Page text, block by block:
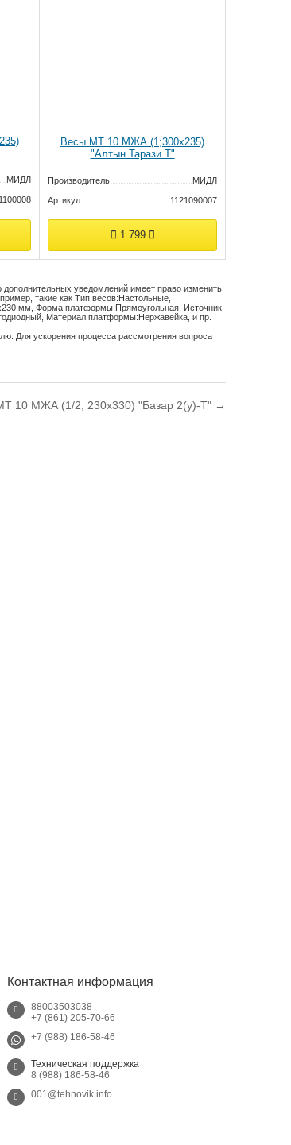
МИДЛ
Весы МТ 10 МЖА (1;300x235)
"Алтын Тарази Т"
Производитель: МИДЛ
Артикул: 1121090007
1 799
уведомлений имеет право изменить
такие как Тип весов:Настольные
мм Форма платформы:Прямоугольная Источник
Материал платформы:Нержавейка , и пр.
Для ускорения процесса рассмотрения вопроса
10 МЖА (1/2; 230х330) "Базар 2(у)-Т" →
Контактная информация
88003503038
+7 (861) 205-70-66
+7 (988) 186-58-46
Техническая поддержка
8 (988) 186-58-46
001@tehnovik.info